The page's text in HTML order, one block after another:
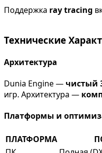
Поддержка ray tracing
Технические
Архитектура
Dunia Engine — чистый
игр. Архитектура —
Платформы и
ПЛАТФОРМА